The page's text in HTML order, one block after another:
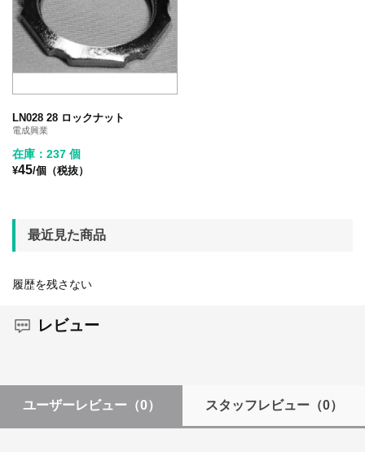
LN028 28 ロックナット
電成興業
在庫：237 個
¥45/個（税抜）
最近見た商品
履歴を残さない
レビュー
ユーザーレビュー （0） スタッフレビュー（0）